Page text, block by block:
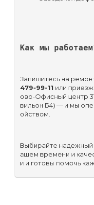
Как мы
Запишитесь на
479-99-11 или
ово-Офисный центр
вильон Б4) — и мы
ойством.
Выбирайте надежный
ашем времени и
и и готовы помочь